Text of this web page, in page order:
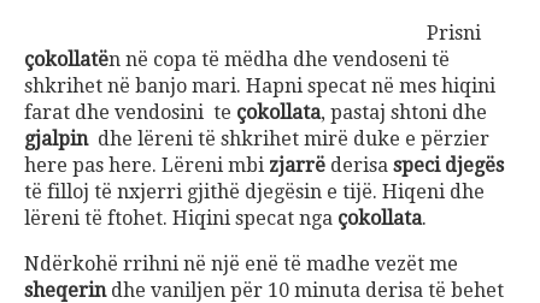
Prisni
çokollatën në copa të mëdha dhe vendoseni të
shkrihet në banjo mari. Hapni specat në mes hiqini
farat dhe vendosini te çokollata, pastaj shtoni dhe
gjalpindhe lëreni të shkrihet mirë duke e përzier
here pas here. Lëreni mbi zjarrë derisa speci djegës
të filloj të nxjerri gjithë djegësin e tijë. Hiqeni dhe
lëreni të ftohet. Hiqini specat nga çokollata.
Ndërkohë rrihni në një enë të madhe vezët me
sheqerindhe vaniljen për 10 minuta derisa të behet